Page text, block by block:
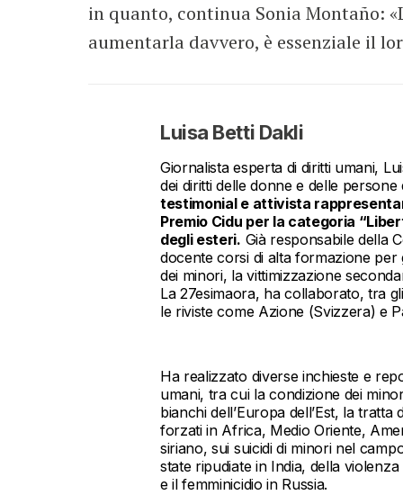
in quanto, continua Sonia Montaño:
aumentarla davvero, è essenziale il
Luisa Betti Dakli
Giornalista esperta di diritti umani,
dei diritti delle donne e delle
testimonial e attivista
Premio Cidu per la categoria
degli esteri. Già responsabile della
docente corsi di alta formazione per
dei minori, la vittimizzazione
La 27esimaora, ha collaborato, tra
le riviste come Azione (Svizzera) e
Ha realizzato diverse inchieste e
umani, tra cui la condizione dei
bianchi dell’Europa dell’Est, la
forzati in Africa, Medio Oriente,
siriano, sui suicidi di minori nel
state ripudiate in India, della
e il femminicidio in Russia.